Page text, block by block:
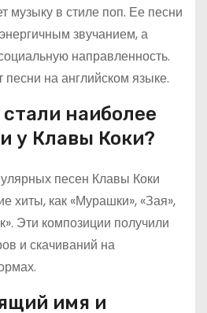
музыку в стиле поп. Ее песни
звучанием, а
направленность.
на английском языке.
наиболее
у Клавы Коки?
песен Клавы Коки
хиты, как «Мурашки», «Зая»,
Эти композиции получили
и скачиваний на
имя и